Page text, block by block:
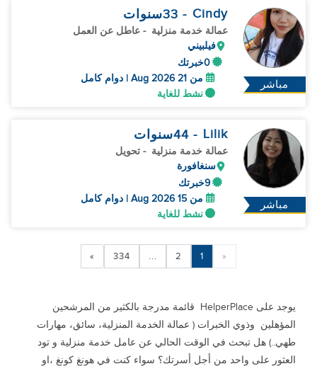
مباشر
Cindy
- 33 سنوات
عمالة خدمة منزلية - عاطل عن العمل
فيلبيني
0خبرتك
من 21 Aug 2026 | دوام كامل
نشط للغاية
مباشر
Lilik
- 44 سنوات
عمالة خدمة منزلية - تحويل
سنغافورة
9خبرتك
من 15 Aug 2026 | دوام كامل
نشط للغاية
«
1
2
...
334
»
يوجد على HelperPlace قائمة مدرجة بالكثير من المرشحين
المؤهلين وذوي الخبرات ( عمالة الخدمة المنزلية، سائق، مهارات
طهي..) هل تبحث في الوقت الحالي عن عامل خدمة منزلية و تود
العثور على واحد من أجل أسرتك؟ سواء كنت في هونغ كونغ ،او